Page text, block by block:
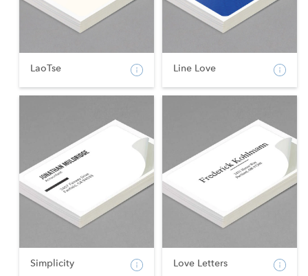
LaoTse Line Love
Simplicity Love Letters